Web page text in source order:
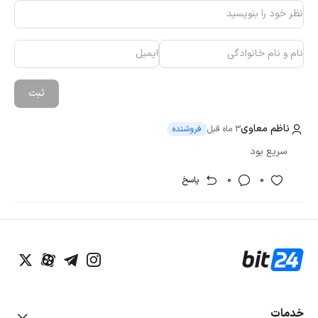
Network) دقیقا با همین هدف ساخته شده است. به زبان ساده،
تالوس نتورک مثل یک مدیر هوشمند و خودکار عمل می‌کند که
وظایف پیچیده را با شفافیت کامل روی بلاک‌ چین نظم می‌دهد.
این پروژه با کمک عامل‌های هوشمند (AI Agents) و فناوری خاصی
به نام نکسوس (Nexus)، توانسته راهی امن و قابل‌اعتماد برای
مدیریت ارتباط بین برنامه‌ها و قراردادهای مختلف پیدا کند.
عنوان توضیحات
نماد
ثبت
ناظم معاوی3 ماه قبل فروشنده
سریع بود
0
0 پاسخ
خدمات